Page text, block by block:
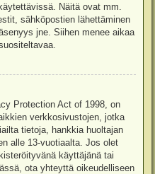
Näitä ovat mm.
sähköpostien lähettäminen
jne. Siihen menee aikaa
Protection Act of 1998, on
verkkosivustojen, jotka
tietoja, hankkia huoltajan
alle 13-vuotiaalta. Jos olet
käyttäjänä tai
ota yhteyttä oikeudelliseen